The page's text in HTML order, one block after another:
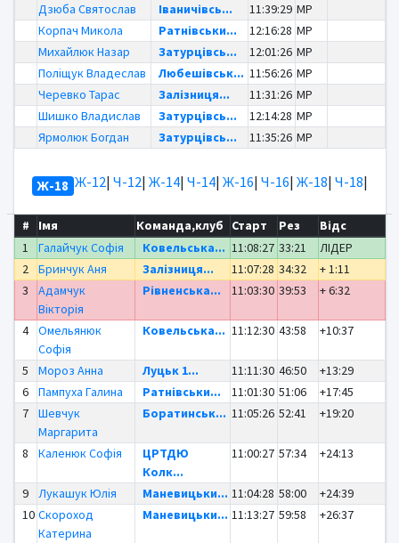
Дзюба Святослав
Іваничівсь... 11:39:29 MP
Корпач Микола
Ратнівськи... 12:16:28 MP
Михайлюк Назар
Затурцівсь... 12:01:26 MP
Поліщук Владеслав
Любешівськ... 11:56:26 MP
Черевко Тарас
Залізниця... 11:31:26 MP
Шишко Владислав
Затурцівсь... 12:14:28 MP
Ярмолюк Богдан
Затурцівсь... 11:35:26 MP
Ж-18 Ж-12| Ч-12| Ж-14| Ч-14| Ж-16| Ч-16| Ж-18| Ч-18|
# Імя Команда,клуб Старт Рез
Відс
1
Галайчук Софія Ковельська... 11:08:27 33:21
ЛІДЕР
2
Бринчук Аня Залізниця... 11:07:28 34:32
+ 1:11
3
Адамчук
Вікторія
Рівненська... 11:03:30 39:53 + 6:32
4
Омельянюк
Софія
Ковельська... 11:12:30 43:58 +10:37
5 Мороз Анна Луцьк 1... 11:11:30 46:50
+13:29
6
Пампуха Галина Ратнівськи... 11:01:30 51:06
+17:45
7
Шевчук
Маргарита
Боратинськ... 11:05:26 52:41 +19:20
8 Каленюк Софія
ЦРТДЮ
Колк...
11:00:27 57:34 +24:13
9 Лукашук Юлія Маневицьки... 11:04:28 58:00
+24:39
10 Скороход
Катерина
Маневицьки... 11:13:27 59:58 +26:37